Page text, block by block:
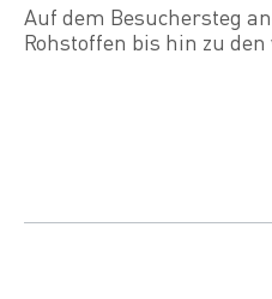
Auf dem Besuchersteg
Rohstoffen bis hin zu